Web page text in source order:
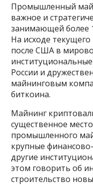
Промышленный
важное и
занимающей более
На исходе
после США в
России и
майнинговым
биткоина.
Майнинг
существенное
промышленного
крупные
другие
этом говорить об
строительство